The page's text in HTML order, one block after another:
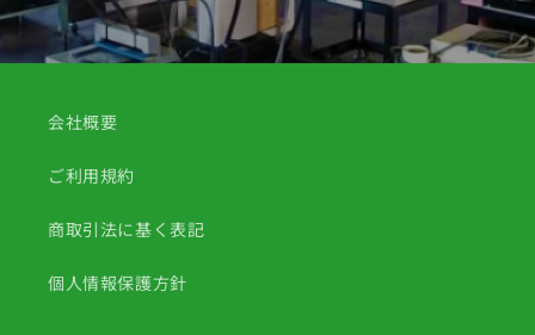
会社概要
ご利用規約
商取引法に基く表記
個人情報保護方針